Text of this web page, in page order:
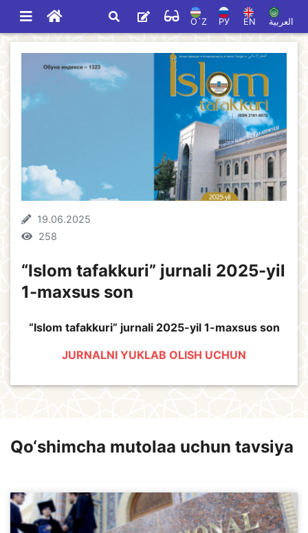
O`Z РУ EN العربية
19.06.2025
258
“Islom tafakkuri” jurnali 2025-yil
1-maxsus son
“Islom tafakkuri” jurnali 2025-yil 1-maxsus son
JURNALNI YUKLAB OLISH UCHUN
Qo‘shimcha mutolaa uchun tavsiya